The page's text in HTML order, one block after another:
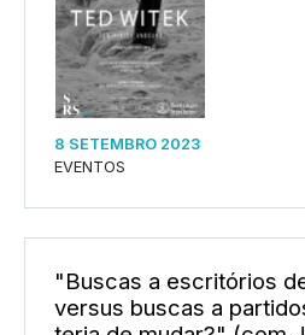
8 SETEMBRO 2023
EVENTOS
"Buscas a escritórios
versus buscas a